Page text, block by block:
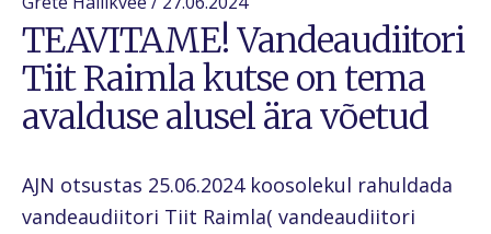
TEAVITAME! Vandeaudiitori
Tiit Raimla kutse on tema
avalduse alusel ära võetud
AJN otsustas 25.06.2024 koosolekul rahuldada
vandeaudiitori Tiit Raimla( vandeaudiitori